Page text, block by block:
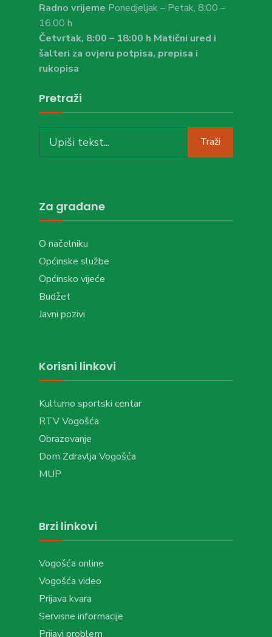
Radno vrijeme Ponedjeljak – Petak, 8:00 –
16:00 h
Četvrtak, 8:00 – 18:00 h Matični ured i
šalteri za ovjeru potpisa, prepisa i
rukopisa
Pretraži
for:
Traži
Za građane
O načelniku
Općinske službe
Općinsko vijeće
Budžet
Javni pozivi
Korisni linkovi
Kulturno sportski centar
RTV Vogošća
Obrazovanje
Dom Zdravlja Vogošća
MUP
Brzi linkovi
Vogošća online
Vogošća video
Prijava kvara
Servisne informacije
Prijavi problem